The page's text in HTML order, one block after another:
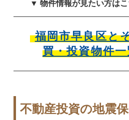
▼ 物件情報が見たい方は
福岡市早良区と
買・投資物件
不動産投資の地震